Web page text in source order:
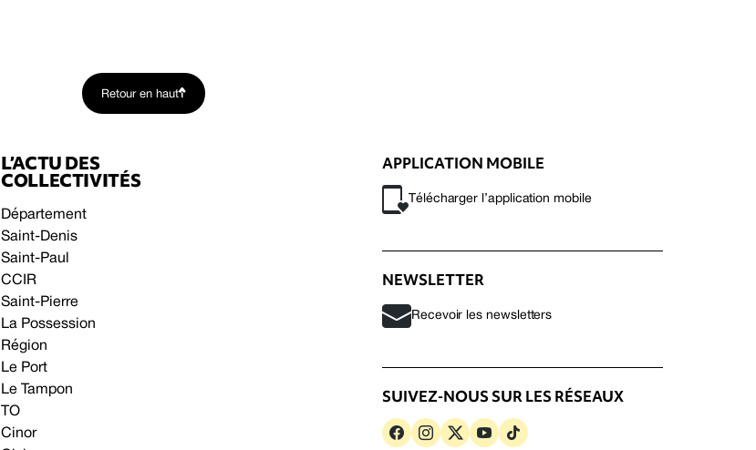
Retour en haut
L’ACTU DES
COLLECTIVITÉS
Département
Saint-Denis
Saint-Paul
CCIR
Saint-Pierre
La Possession
Région
Le Port
Le Tampon
TO
Cinor
APPLICATION MOBILE
Télécharger l’application mobile
NEWSLETTER
Recevoir les newsletters
SUIVEZ-NOUS SUR LES RÉSEAUX